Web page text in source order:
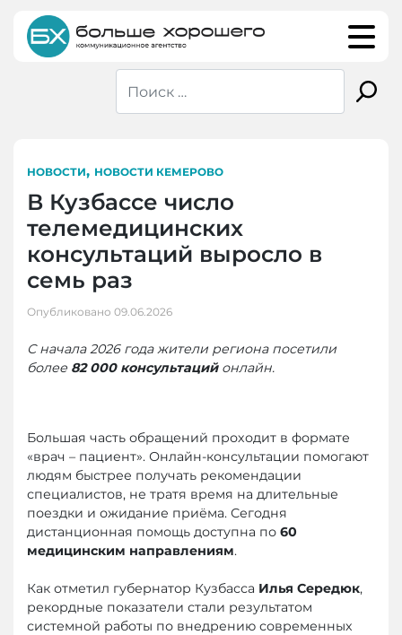
content
НОВОСТИ, НОВОСТИ КЕМЕРОВО
В Кузбассе число
телемедицинских
консультаций выросло в
семь раз
Опубликовано 09.06.2026
С начала 2026 года жители региона посетили
более 82 000 консультацийонлайн.
Большая часть обращений проходит в формате
«врач – пациент». Онлайн-консультации помогают
людям быстрее получать рекомендации
специалистов, не тратя время на длительные
поездки и ожидание приёма. Сегодня
дистанционная помощь доступна по 60
медицинским направлениям.
Как отметил губернатор Кузбасса Илья Середюк,
рекордные показатели стали результатом
системной работы по внедрению современных